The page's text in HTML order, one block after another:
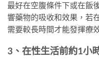
最好在空腹條件下或在飯
響藥物的吸收和效果，若
需要較長時間才能發揮療
3、在性生活前約1小